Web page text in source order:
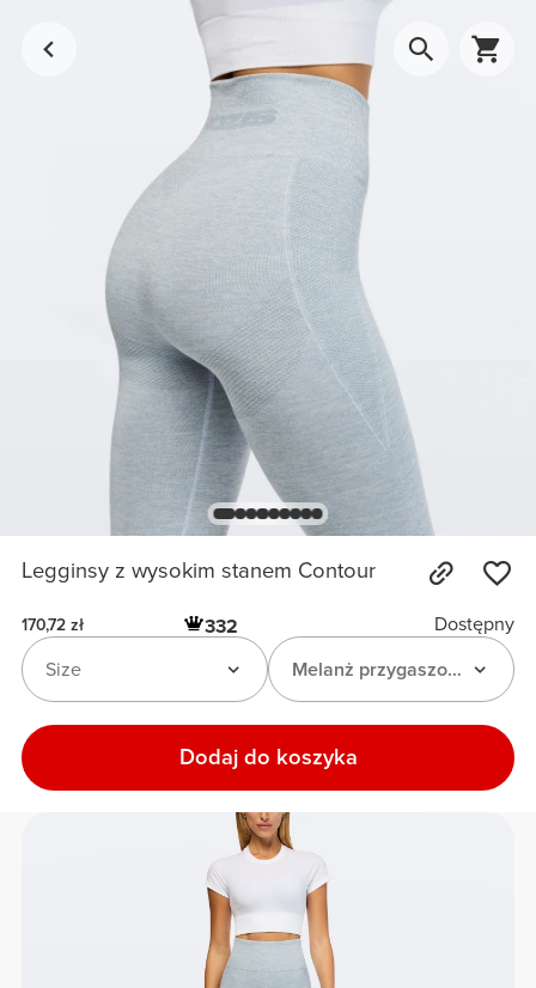
Legginsy z wysokim stanem Contour
170,72 zł 332
Dostępny
Melanż przygaszonego
Size
Dodaj do koszyka